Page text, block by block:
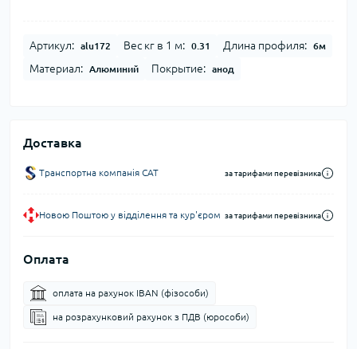
Артикул: alu172 Вес кг в 1 м: 0.31 Длина профиля: 6м
Материал: Алюминий Покрытие: анод
Доставка
Транспортна компанія CAT за тарифами перевізника
Новою Поштою у відділення та кур'єром за тарифами перевізника
Оплата
оплата на рахунок IBAN (фізособи)
на розрахунковий рахунок з ПДВ (юрособи)